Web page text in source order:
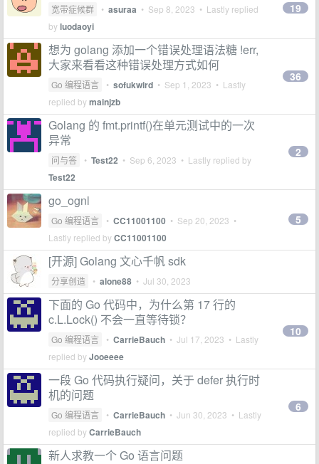
宽带症候群 • asuraa • Sep 8, 2023 • Lastly replied
byluodaoyi
19
想为 golang 添加一个错误处理语法糖 !err,
大家来看看这种错误处理方式如何
Go 编程语言 • sofukwird • Sep 1, 2023 • Lastly
replied bymainjzb
36
Golang 的 fmt.printf()在单元测试中的一次
异常
问与答 • Test22 • Sep 6, 2023 • Lastly replied by
Test22
2
go_ognl
Go 编程语言 • CC11001100 • Sep 20, 2023 •
Lastly replied byCC11001100
5
[开源] Golang 文心千帆 sdk
分享创造 • alone88 • Jul 30, 2023
下面的 Go 代码中，为什么第 17 行的
c.L.Lock() 不会一直等待锁？
Go 编程语言 • CarrieBauch • Jul 17, 2023 • Lastly
replied byJooeeee
10
一段 Go 代码执行疑问，关于 defer 执行时
机的问题
Go 编程语言 • CarrieBauch • Jun 30, 2023 • Lastly
replied byCarrieBauch
6
新人求教一个 Go 语言问题